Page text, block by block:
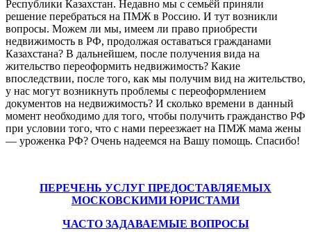
Республики Казахстан. Недавно мы с семьёй приняли
решение перебраться на ПМЖ в Россию. И тут возникли
вопросы. Можем ли мы, имеем ли право приобрести
недвижимость в РФ, продолжая оставаться гражданами
Казахстана? В дальнейшем, после получения вида на
жительство переоформить недвижимость? Какие
впоследствии, после того, как мы получим вид на жительство,
у нас могут возникнуть проблемы с переоформлением
документов на недвижимость? И сколько времени в данный
момент необходимо для того, чтобы получить гражданство РФ
при условии того, что с нами переезжает на ПМЖ мама жены
— уроженка РФ? Очень надеемся на Вашу помощь. Спасибо!
ПЕРЕЧЕНЬ УСЛУГ ПРЕДОСТАВЛЯЕМЫХ
МОСКОВСКИМИ ЮРИСТАМИ
ЧАСТО ЗАДАВАЕМЫЕ ВОПРОСЫ